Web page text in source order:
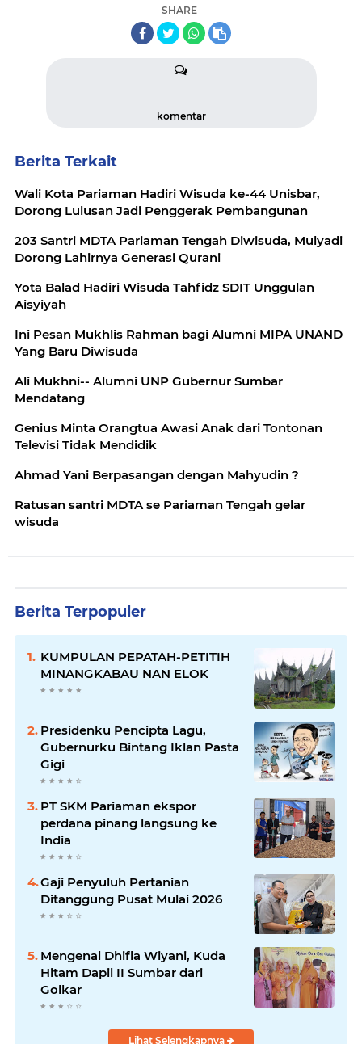
SHARE
komentar
Berita Terkait
Wali Kota Pariaman Hadiri Wisuda ke-44 Unisbar,
Dorong Lulusan Jadi Penggerak Pembangunan
203 Santri MDTA Pariaman Tengah Diwisuda, Mulyadi
Dorong Lahirnya Generasi Qurani
Yota Balad Hadiri Wisuda Tahfidz SDIT Unggulan
Aisyiyah
Ini Pesan Mukhlis Rahman bagi Alumni MIPA UNAND
Yang Baru Diwisuda
Ali Mukhni-- Alumni UNP Gubernur Sumbar
Mendatang
Genius Minta Orangtua Awasi Anak dari Tontonan
Televisi Tidak Mendidik
Ahmad Yani Berpasangan dengan Mahyudin ?
Ratusan santri MDTA se Pariaman Tengah gelar
wisuda
Berita Terpopuler
KUMPULAN PEPATAH-PETITIH
MINANGKABAU NAN ELOK
Presidenku Pencipta Lagu,
Gubernurku Bintang Iklan Pasta
Gigi
PT SKM Pariaman ekspor
perdana pinang langsung ke
India
Gaji Penyuluh Pertanian
Ditanggung Pusat Mulai 2026
Mengenal Dhifla Wiyani, Kuda
Hitam Dapil II Sumbar dari
Golkar
Lihat Selengkapnya